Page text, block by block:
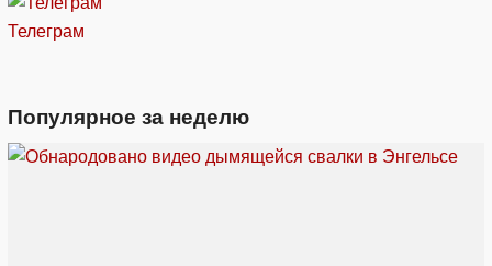
Телеграм
Популярное за неделю